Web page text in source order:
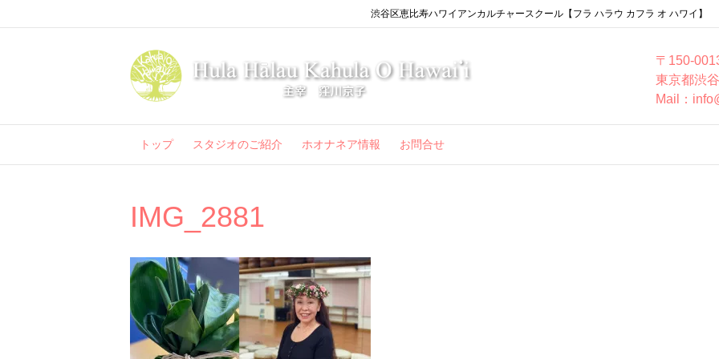
渋谷区恵比寿ハワイアンカルチャースクール【フラ ハラウ カフラ オ ハワイ】
〒150-
東京都渋
Mail：
トップ スタジオのご紹介 ホオナネア情報 お問合せ
IMG_2881